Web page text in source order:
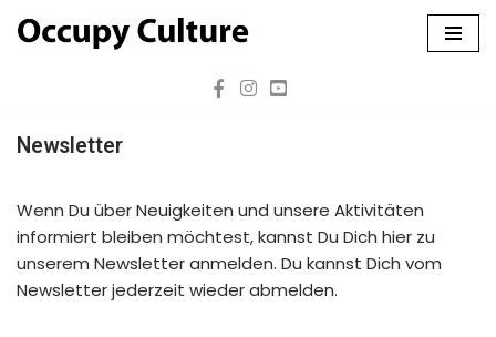
Newsletter
Wenn Du über Neuigkeiten und unsere Aktivitäten
informiert bleiben möchtest, kannst Du Dich hier zu
unserem Newsletter anmelden. Du kannst Dich vom
Newsletter jederzeit wieder abmelden.